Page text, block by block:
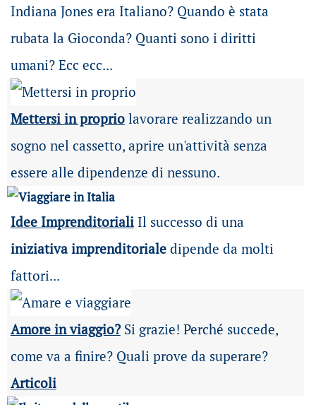
Indiana Jones era Italiano? Quando è stata
rubata la Gioconda? Quanti sono i diritti
umani? Ecc ecc...
Mettersi in propriolavorare realizzando un
sogno nel cassetto, aprire un'attività senza
essere alle dipendenze di nessuno.
Idee ImprenditorialiIl successo di una
iniziativa imprenditorialedipende da molti
fattori...
Amore in viaggio?Si grazie! Perché succede,
come va a finire? Quali prove da superare?
Articoli